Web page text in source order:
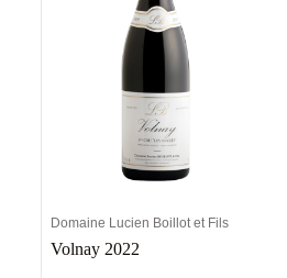
Domaine Lucien Boillot et Fils
Volnay 2022